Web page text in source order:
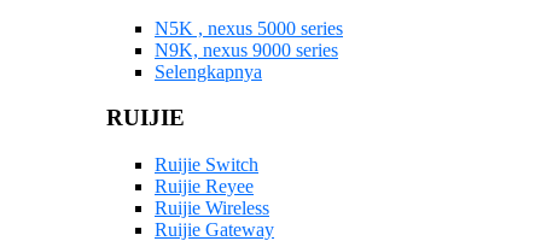
N5K , nexus 5000 series
N9K, nexus 9000 series
Selengkapnya
RUIJIE
Ruijie Switch
Ruijie Reyee
Ruijie Wireless
Ruijie Gateway